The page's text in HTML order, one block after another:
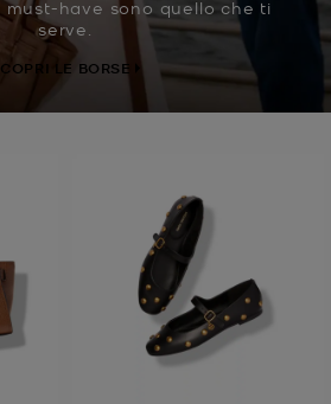
must-have sono quello che ti
serve.
LE BORSE